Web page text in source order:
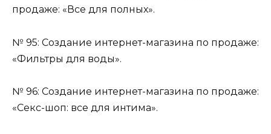
продаже: «Все для полных».
№ 95: Создание интернет-магазина по продаже:
«Фильтры для воды».
№ 96: Создание интернет-магазина по продаже:
«Секс-шоп: все для интима».